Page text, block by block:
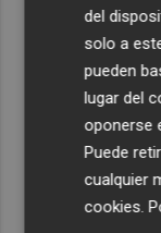
Ferran Torres,
pueblo: "Allá
del
solo a
pueden
lugar del
oponerse
Puede
cualquier
cookies .